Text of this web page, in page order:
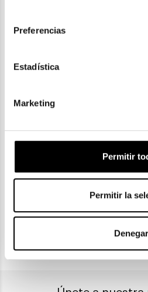
Preferencias
Estadística
Marketing
Permitir
Permitir la
Denegar
4 colores
CLICK &
PAGO